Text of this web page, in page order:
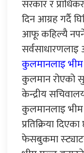
सरकार र
दिन आग्रह गर्दै
आफू कहिल्यै नपर्ने
सर्वसाधारणलाइ
कुलमानलाइ
कुलमान रोएको
केन्द्रीय
कुलमानलाइ
प्रतिक्रिया
फेसबुकमा